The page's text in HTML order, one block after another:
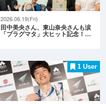
2026.06.19(Fri)
田中美央さん、東山奈央さんも涙
「プラグマタ」大ヒット記念！…
1 User